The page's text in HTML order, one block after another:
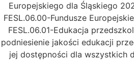
Europejskiego dla Śląskiego
FESL.06.00-Fundusze
FESL.06.01-Edukacja
podniesienie jakości edukacji
jej dostępności dla wszystkich